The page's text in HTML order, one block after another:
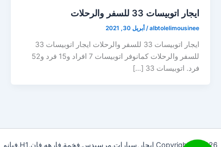
ايجار اتوبيسات 33 للسفر والرحلات
albtolelimousinee
/أبريل 30, 2021
ايجار اتوبيسات 33 للسفر والرحلات ايجار اتوبيسات 33
للسفر والرحلات كمانوفر اتوبيسات 7 افراد و15 فرد و52
فرد. اتوبيسات 33 […]
Copyright © 2026 ايجار,سيارات,مرسيدس,فخمة,فارهه,فان,H1,فيانو